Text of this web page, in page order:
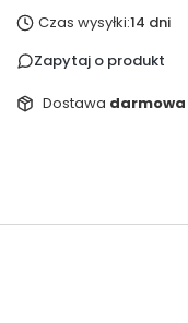
Czas wysyłki:14 dni
Zapytaj o produkt
Dostawa darmowa